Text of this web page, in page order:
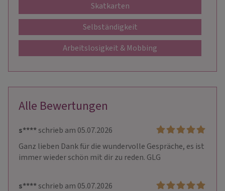
Skatkarten
Selbständigkeit
Arbeitslosigkeit & Mobbing
Alle Bewertungen
s****schrieb am 05.07.2026
Ganz lieben Dank für die wundervolle Gespräche, es ist
immer wieder schön mit dir zu reden. GLG
s****schrieb am 05.07.2026